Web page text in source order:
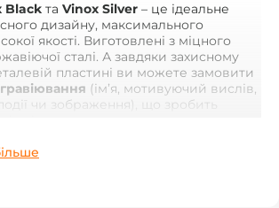
Black та Vinox Silver – це ідеальне
дизайну, максимального
якості. Виготовлені з міцного
сталі. А завдяки захисному
пластині ви можете замовити
(ім’я, мотивуючий вислів,
чи зображення), що зробить
чорною пластиною